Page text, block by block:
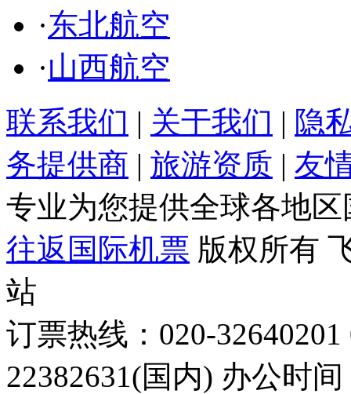
·东北航空
·山西航空
联系我们 | 关于我们 | 隐
务提供商 | 旅游资质 | 友
专业为您提供全球各地
往返国际机票 版权所有
站
订票热线：020-
22382631(国内) 办公时